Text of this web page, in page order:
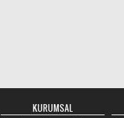
KURUMSAL